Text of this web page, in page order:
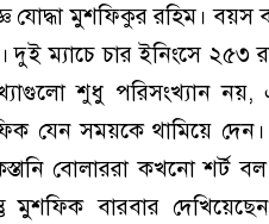
যোদ্ধা মুশফিকুর রহিম। বয়স
দুই ম্যাচে চার ইনিংসে
শুধু পরিসংখ্যান নয়,
যেন সময়কে থামিয়ে
বোলাররা কখনো
মুশফিক বারবার